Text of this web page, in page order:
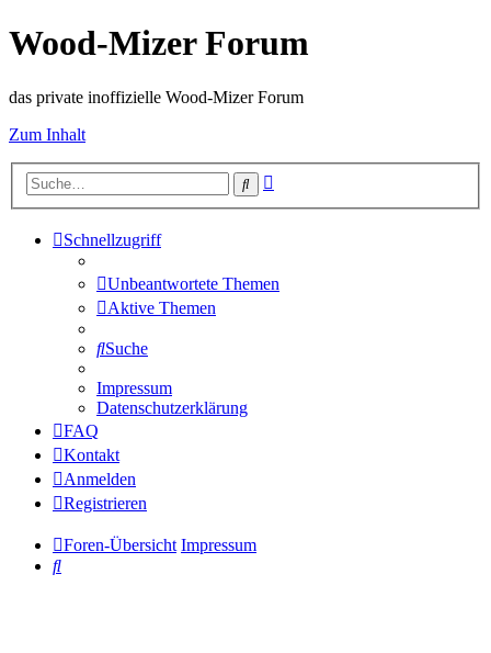
Wood-Mizer Forum
das private inoffizielle Wood-Mizer Forum
Zum Inhalt
Suche
Schnellzugriff
Unbeantwortete Themen
Aktive Themen
Suche
Impressum
Datenschutzerklärung
FAQ
Kontakt
Anmelden
Registrieren
Foren-Übersicht Impressum
Suche